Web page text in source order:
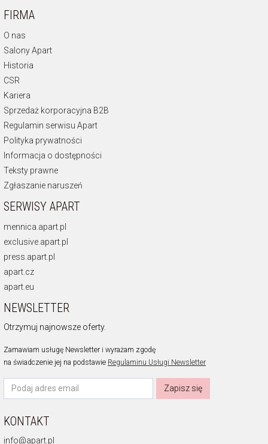
FIRMA
O nas
Salony Apart
Historia
CSR
Kariera
Sprzedaż korporacyjna B2B
Regulamin serwisu Apart
Polityka prywatności
Informacja o dostępności
Teksty prawne
Zgłaszanie naruszeń
SERWISY APART
mennica.apart.pl
exclusive.apart.pl
press.apart.pl
apart.cz
apart.eu
NEWSLETTER
Otrzymuj najnowsze oferty.
Zamawiam usługę Newsletter i wyrażam zgodę
na świadczenie jej na podstawie Regulaminu Usługi Newsletter
Zapisz się
KONTAKT
info@apart.pl